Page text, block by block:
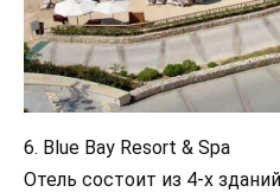
6. Blue Bay Resort & Spa
Отель состоит из 4-х